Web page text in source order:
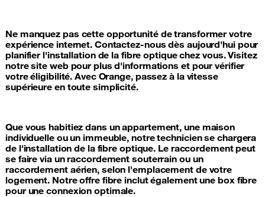
Ne manquez pas cette opportunité de transformer votre
expérience internet. Contactez-nous dès aujourd'hui pour
planifier l'installation de la fibre optique chez vous. Visitez
notre site web pour plus d'informations et pour vérifier
votre éligibilité. Avec Orange, passez à la vitesse
supérieure en toute simplicité.
Que vous habitiez dans un appartement, une maison
individuelle ou un immeuble, notre technicien se chargera
de l'installation de la fibre optique. Le raccordement peut
se faire via un raccordement souterrain ou un
raccordement aérien, selon l'emplacement de votre
logement. Notre offre fibre inclut également une box fibre
pour une connexion optimale.